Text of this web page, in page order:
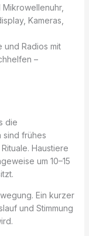
Kameras,
und Radios mit
–
die
sind frühes
Haustiere
um 10–15
Ein kurzer
und Stimmung